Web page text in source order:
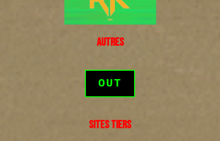
AUTRES
OUT
SITES TIERS